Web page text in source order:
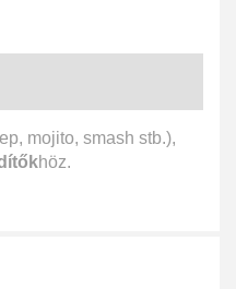
mojito, smash stb.),
höz.